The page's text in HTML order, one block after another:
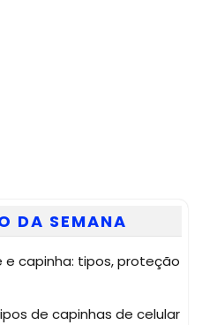
DA SEMANA
e capinha: tipos, proteção
de capinhas de celular